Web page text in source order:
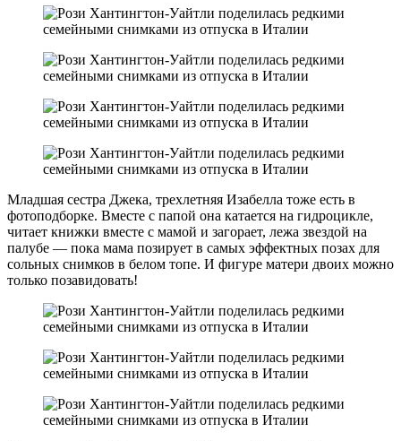
Младшая сестра Джека, трехлетняя Изабелла тоже есть в
фотоподборке. Вместе с папой она катается на гидроцикле,
читает книжки вместе с мамой и загорает, лежа звездой на
палубе — пока мама позирует в самых эффектных позах для
сольных снимков в белом топе. И фигуре матери двоих можно
только позавидовать!